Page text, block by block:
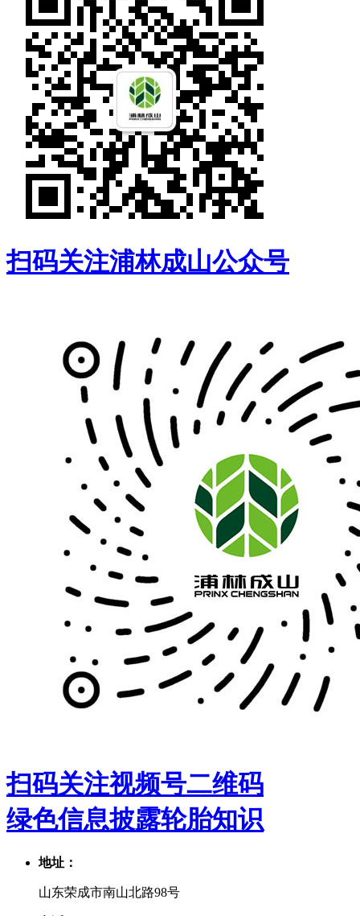
扫码关注浦林成山公众号
扫码关注视频号二维码
绿色信息披露轮胎知识
地址：
山东荣成市南山北路98号